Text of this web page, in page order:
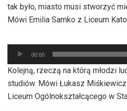
tak było, miasto musi stworzyć
Mówi Emilia Samko z Liceum
Odtwarzacz
plików
dźwiękowych
00:00
Kolejną, rzeczą na którą młodzi
studiów. Mówi Łukasz
Liceum Ogólnokształcącego w